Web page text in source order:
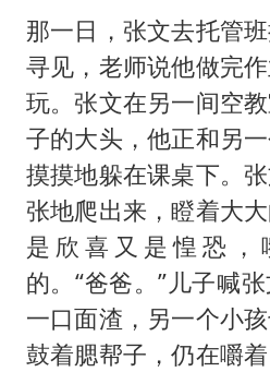
那一日，张文去托管
寻见，老师说他做完
玩。张文在另一间空
子的大头，他正和另
摸摸地躲在课桌下。
张地爬出来，瞪着大
是欣喜又是惶恐，
的。“爸爸。”儿子喊
一口面渣，另一个小
鼓着腮帮子，仍在嚼